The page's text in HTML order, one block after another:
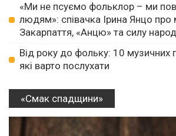
«Ми не псуємо фольклор – ми
людям»: співачка Ірина Янцо про
Закарпаття, «Анцю» та силу
Від року до фольку: 10 музичних
які варто послухати
«Смак спадщини»